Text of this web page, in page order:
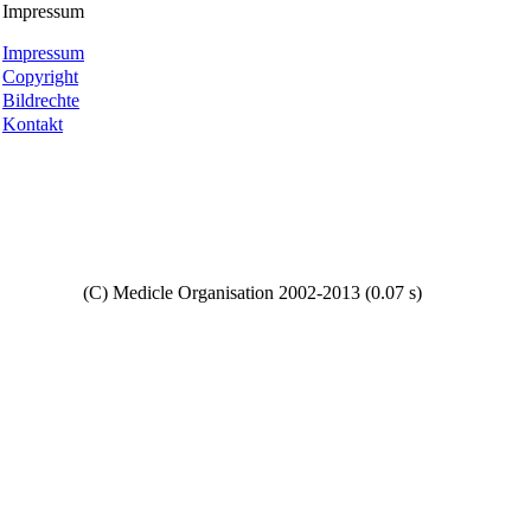
Impressum
Impressum
Copyright
Bildrechte
Kontakt
(C) Medicle Organisation 2002-2013 (0.07 s)